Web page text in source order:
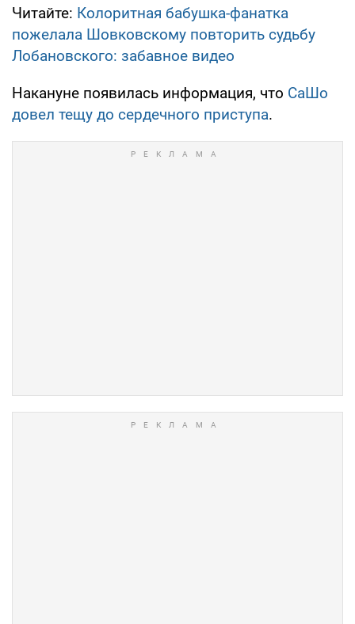
Читайте: Колоритная бабушка-фанатка
пожелала Шовковскому повторить судьбу
Лобановского: забавное видео
Накануне появилась информация, что СаШо
довел тещу до сердечного приступа.